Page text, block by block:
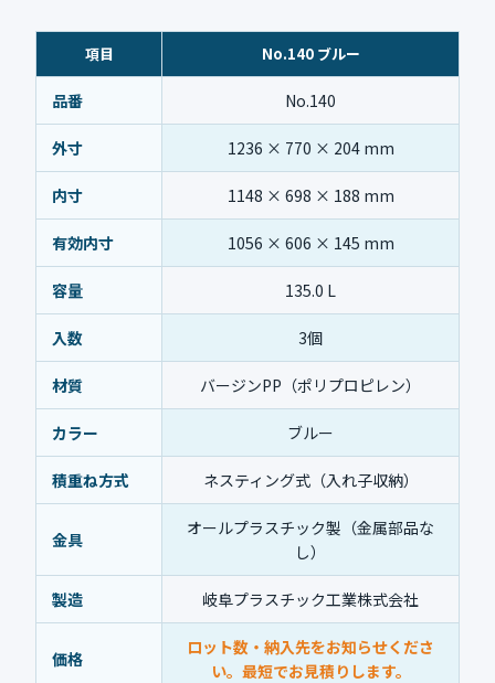
項目 No.140 ブルー
品番 No.140
外寸 1236 × 770 × 204 mm
内寸 1148 × 698 × 188 mm
有効内寸 1056 × 606 × 145 mm
容量 135.0 L
入数 3個
材質 バージンPP（ポリプロピレン）
カラー ブルー
積重ね方式 ネスティング式（入れ子収納）
金具
オールプラスチック製（金属部品な
し）
製造 岐阜プラスチック工業株式会社
価格
ロット数・納入先をお知らせくださ
い。最短でお見積りします。